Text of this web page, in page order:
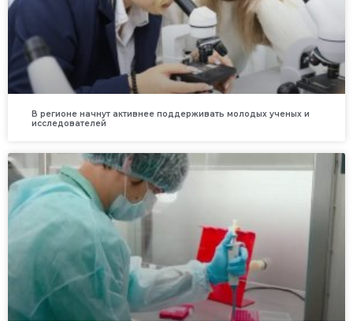
В регионе начнут активнее поддерживать молодых ученых и
исследователей